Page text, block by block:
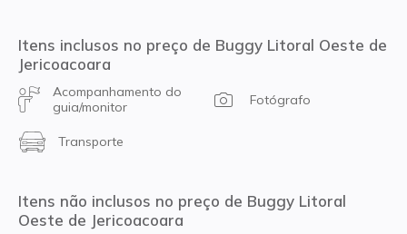
Itens inclusos no preço de Buggy Litoral Oeste de
Jericoacoara
Acompanhamento do
guia/monitor
Fotógrafo
Transporte
Itens não inclusos no preço de Buggy Litoral
Oeste de Jericoacoara